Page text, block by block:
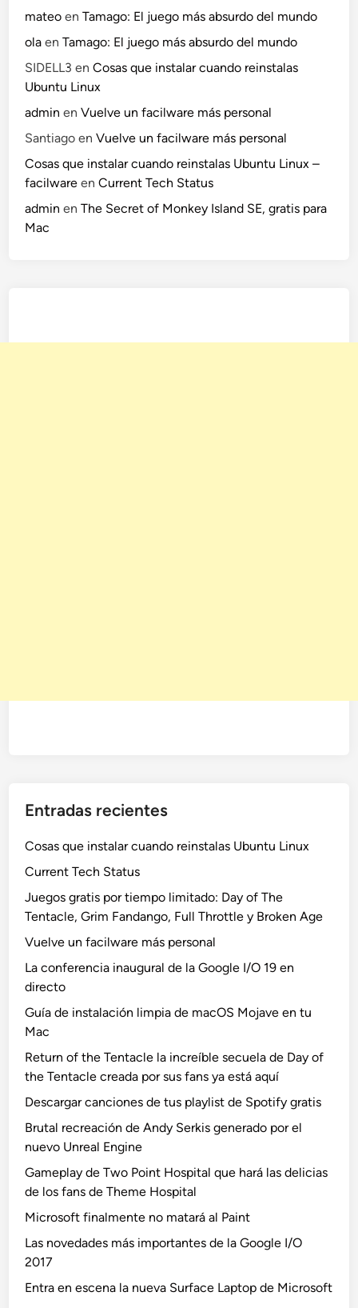
mateo enTamago: El juego más absurdo del mundo
ola enTamago: El juego más absurdo del mundo
SIDELL3 enCosas que instalar cuando reinstalas
Ubuntu Linux
admin enVuelve un facilware más personal
Santiago enVuelve un facilware más personal
Cosas que instalar cuando reinstalas Ubuntu Linux –
facilware enCurrent Tech Status
admin enThe Secret of Monkey Island SE, gratis para
Mac
Entradas recientes
Cosas que instalar cuando reinstalas Ubuntu Linux
Current Tech Status
Juegos gratis por tiempo limitado: Day of The
Tentacle, Grim Fandango, Full Throttle y Broken Age
Vuelve un facilware más personal
La conferencia inaugural de la Google I/O 19 en
directo
Guía de instalación limpia de macOS Mojave en tu
Mac
Return of the Tentacle la increíble secuela de Day of
the Tentacle creada por sus fans ya está aquí
Descargar canciones de tus playlist de Spotify gratis
Brutal recreación de Andy Serkis generado por el
nuevo Unreal Engine
Gameplay de Two Point Hospital que hará las delicias
de los fans de Theme Hospital
Microsoft finalmente no matará al Paint
Las novedades más importantes de la Google I/O
2017
Entra en escena la nueva Surface Laptop de Microsoft